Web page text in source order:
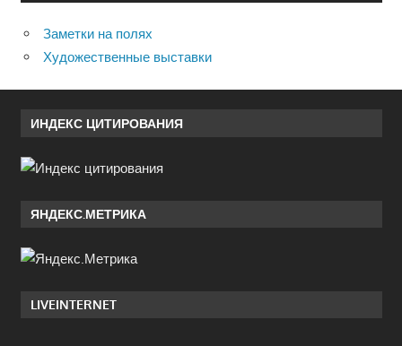
Заметки на полях
Художественные выставки
ИНДЕКС ЦИТИРОВАНИЯ
ЯНДЕКС.МЕТРИКА
LIVEINTERNET